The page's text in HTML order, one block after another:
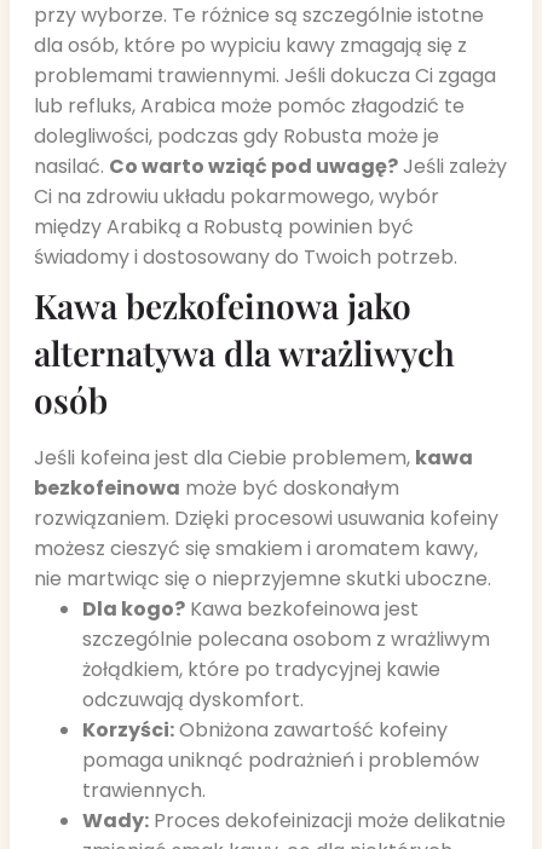
przy wyborze. Te różnice są szczególnie istotne
dla osób, które po wypiciu kawy zmagają się z
problemami trawiennymi. Jeśli dokucza Ci zgaga
lub refluks, Arabica może pomóc złagodzić te
dolegliwości, podczas gdy Robusta może je
nasilać. Co warto wziąć pod uwagę?Jeśli zależy
Ci na zdrowiu układu pokarmowego, wybór
między Arabiką a Robustą powinien być
świadomy i dostosowany do Twoich potrzeb.
Kawa bezkofeinowa jako
alternatywa dla wrażliwych
osób
Jeśli kofeina jest dla Ciebie problemem, kawa
bezkofeinowa może być doskonałym
rozwiązaniem. Dzięki procesowi usuwania kofeiny
możesz cieszyć się smakiem i aromatem kawy,
nie martwiąc się o nieprzyjemne skutki uboczne.
Dla kogo? Kawa bezkofeinowa jest
szczególnie polecana osobom z wrażliwym
żołądkiem, które po tradycyjnej kawie
odczuwają dyskomfort.
Korzyści:Obniżona zawartość kofeiny
pomaga uniknąć podrażnień i problemów
trawiennych.
Wady: Proces dekofeinizacji może delikatnie